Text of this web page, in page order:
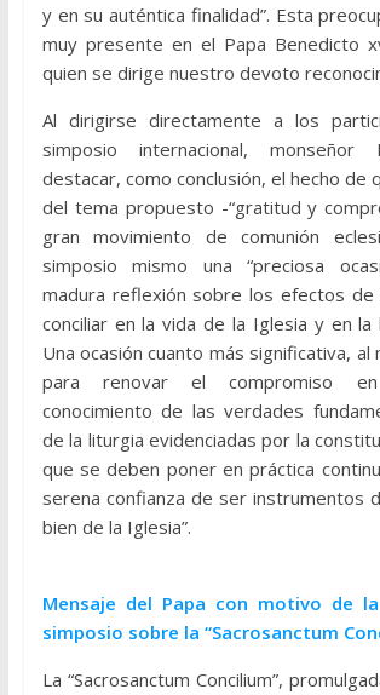
y en su auténtica finalidad”. Esta
muy presente en el Papa Benedicto
quien se dirige nuestro devoto
Al dirigirse directamente a los
simposio internacional, monseñor
destacar, como conclusión, el hecho de
del tema propuesto -“gratitud y
gran movimiento de comunión
simposio mismo una “preciosa
madura reflexión sobre los efectos de
conciliar en la vida de la Iglesia y en la
Una ocasión cuanto más significativa, al
para renovar el compromiso
conocimiento de las verdades
de la liturgia evidenciadas por la
que se deben poner en práctica
serena confianza de ser instrumentos
bien de la Iglesia”.
Mensaje del Papa con motivo de
simposio sobre la “Sacrosanctum
La “Sacrosanctum Concilium”,